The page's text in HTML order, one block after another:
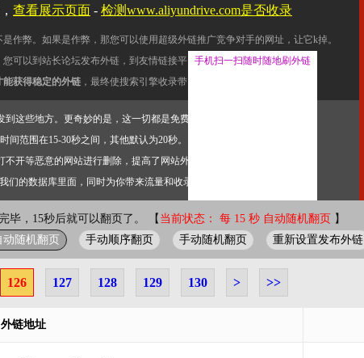
作弊。如果是作弊，那您可以使用超级外链推广竞争对手的网址，让它k掉。
可以到站长论坛发布外链，到友情链接平台交换友情链接。
能获得稳定的外链 ，最终使搜索引擎收录带网址的查询页面。
这些地方。更奇妙的是，这一切都是免费的。
范围在15-30秒之间，其他默认为20秒。）
开等恶意的网站进行删除，提高了网站外链的质量。
们的数据库里面，同时为你带来流量和收录。
毕，15秒后就可以翻页了。 【 当前状态： 每 15 秒 自动随机翻页 】
动随机翻页 手动顺序翻页 手动随机翻页 重新设置发布外链
126 127 128 129 130 > >>
外链地址
查看展示页面 - 检测www.aliyundrive.com是否收录
手机扫一扫随时随地刷外链